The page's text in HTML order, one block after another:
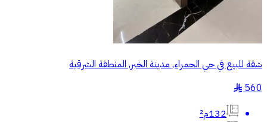
شقة للبيع في حي الحمراء, مدينة الخبر, المنطقة الشرقية
560
§
132م²